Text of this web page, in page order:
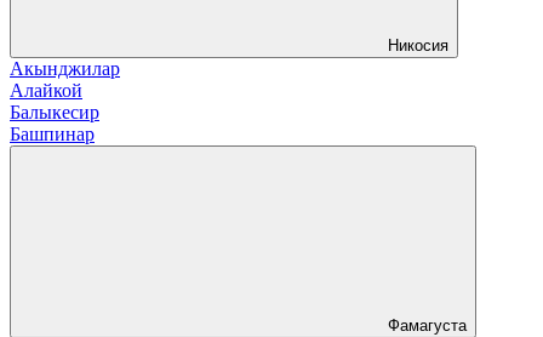
Никосия
Акынджилар
Алайкой
Балыкесир
Башпинар
Фамагуста